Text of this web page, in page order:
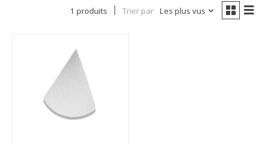
1 produits Trier par Les plus vus